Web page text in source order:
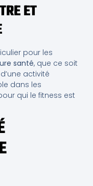
ET
pour les
santé, que ce soit
activité
dans les
qui le fitness est